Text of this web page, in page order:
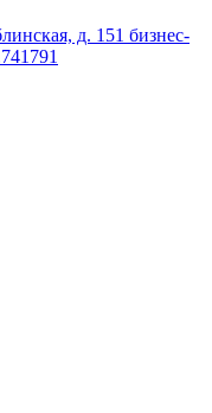
д. 151 бизнес-